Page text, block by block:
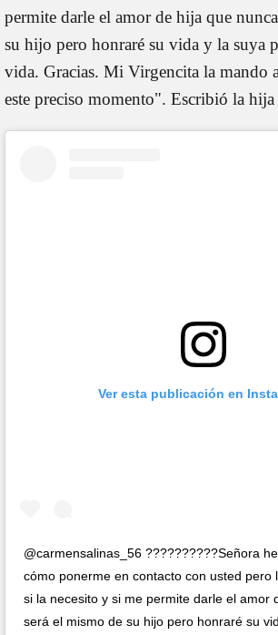
permite darle el amor de hija que
su hijo pero honraré su vida y la suya
vida. Gracias. Mi Virgencita la mando
este preciso momento". Escribió la
Ver esta publicación en
@carmensalinas_56 ??????????Señora
cómo ponerme en contacto con usted pero
si la necesito y si me permite darle el amor
será el mismo de su hijo pero honraré su